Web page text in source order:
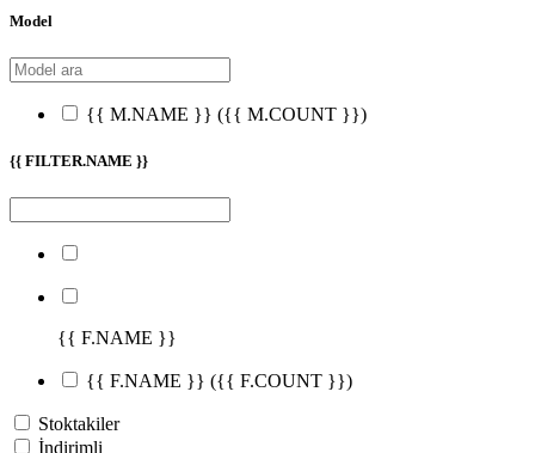
Model
{{ M.NAME }} ({{ M.COUNT }})
{{ FILTER.NAME }}
{{ F.NAME }}
{{ F.NAME }} ({{ F.COUNT }})
Stoktakiler
İndirimli